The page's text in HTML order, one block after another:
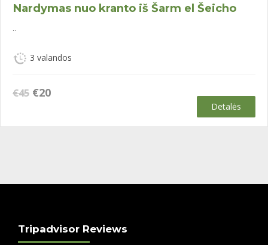
Nardymas nuo kranto iš Šarm el Šeicho
..
3 valandos
€45 Original
€45.
€20Current
€20.
Detalės
Tripadvisor Reviews